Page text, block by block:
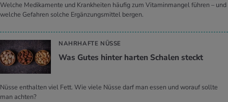
Welche Medikamente und Krankheiten häufig zum Vitaminmangel führen – und
welche Gefahren solche Ergänzungsmittel bergen.
NAHRHAFTE NÜSSE
Was Gutes hin­ter har­ten Scha­len steckt
Nüsse enthalten viel Fett. Wie viele Nüsse darf man essen und worauf sollte
man achten?